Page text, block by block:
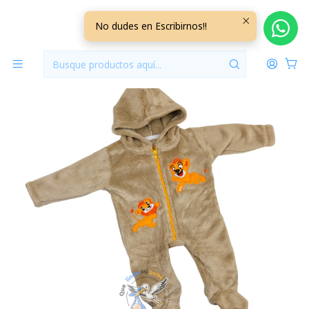
Vestuario 0/3 Meses Ositos Plush/Micropolar
Osito Felpa 1 Pieza 0/3 Meses Leon Beige
No dudes en Escribirnos!!